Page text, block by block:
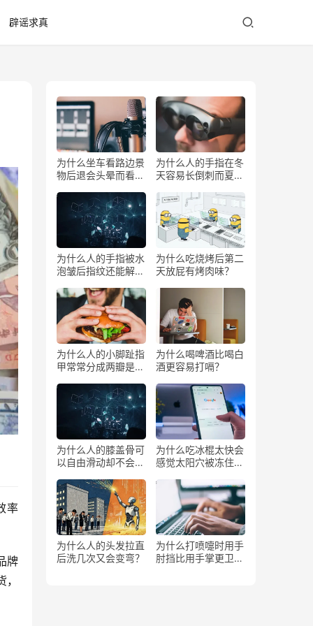
辟谣求真
率
牌
为什么坐车看路边景
物后退会头晕而看前
为什么人的手指在冬
天容易长倒刺而夏天
为什么人的手指被水
泡皱后指纹还能解锁
为什么吃烧烤后第二
天放屁有烤肉味？
为什么人的小脚趾指
甲常常分成两瓣是返
为什么喝啤酒比喝白
酒更容易打嗝？
为什么人的膝盖骨可
以自由滑动却不会掉
为什么吃冰棍太快会
感觉太阳穴被冻住了
为什么人的头发拉直
后洗几次又会变弯？
为什么打喷嚏时用手
肘挡比用手掌更卫